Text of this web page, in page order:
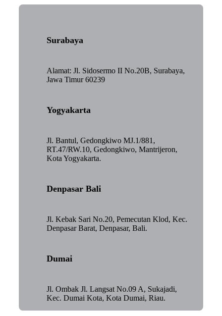
Surabaya
Alamat: Jl. Sidosermo II No.20B, Surabaya,
Jawa Timur 60239
Yogyakarta
Jl. Bantul, Gedongkiwo MJ.1/881,
RT.47/RW.10, Gedongkiwo, Mantrijeron,
Kota Yogyakarta.
Denpasar Bali
Jl. Kebak Sari No.20, Pemecutan Klod, Kec.
Denpasar Barat, Denpasar, Bali.
Dumai
Jl. Ombak Jl. Langsat No.09 A, Sukajadi,
Kec. Dumai Kota, Kota Dumai, Riau.